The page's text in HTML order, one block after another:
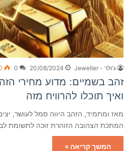
ג'ולר - Jeweller 20/08/2024
0
ואיך תוכלו להרוויח מזה
המתכת הצהובה הזוהרת זוכה לתשומת
המשך קריאה »